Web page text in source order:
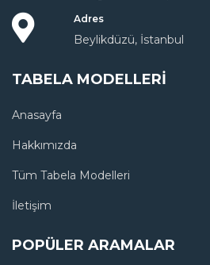
Adres
Beylikdüzü, İstanbul
TABELA MODELLERI
Anasayfa
Hakkımızda
Tüm Tabela Modelleri
İletişim
POPÜLER ARAMALAR